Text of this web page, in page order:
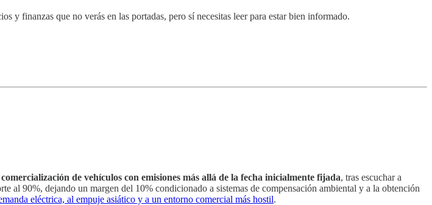
y finanzas que no verás en las portadas, pero sí necesitas leer para estar bien informado.
de vehículos con emisiones más allá de la fecha inicialmente fijada, tras escuchar a
al 90%, dejando un margen del 10% condicionado a sistemas de compensación ambiental y a la obtención
eléctrica, al empuje asiático y a un entorno comercial más hostil.